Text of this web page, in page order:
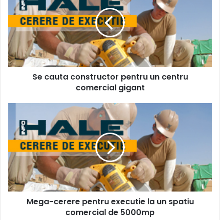
constructor
pentru
centru
comercial
gigant
Se cauta constructor pentru un centru
comercial gigant
pentru
executie
un
spatiu
comercial
de
5000mpMega-cerere pentru executie la un spatiu
comercial de 5000mp